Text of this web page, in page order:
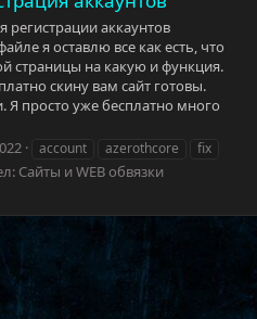
регистрации аккаунтов
я оставлю все как есть, что
страницы на какую и функция.
скину вам сайт готовы.
Я просто уже бесплатно много
account azerothcore
fix
Сайты и WEB обвязки